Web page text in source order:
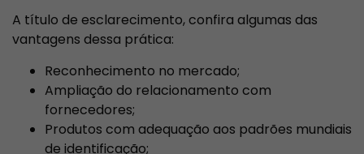
A título de esclarecimento, confira algumas das
vantagens dessa prática:
Reconhecimento no mercado;
Ampliação do relacionamento com
fornecedores;
Produtos com adequação aos padrões mundiais
de identificação;